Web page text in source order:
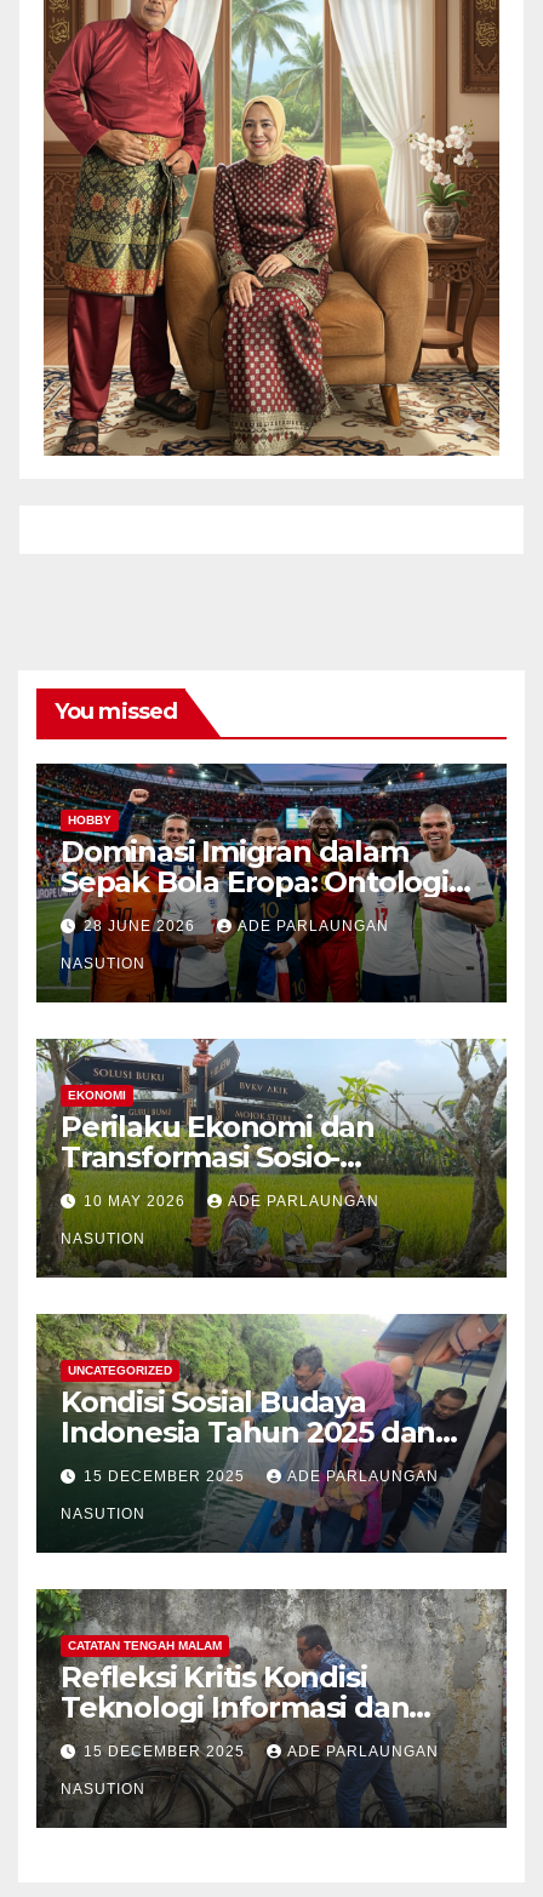
You missed
HOBBY
Dominasi Imigran dalam
Sepak Bola Eropa: Ontologi
Sejarah, Mekanisme
Transmisi, Kondisi
Kontemporer, dan Pemetaan
Spasial Etnis
28 JUNE 2026 ADE PARLAUNGAN
NASUTION
EKONOMI
Perilaku Ekonomi dan
Transformasi Sosio-
Struktural Masyarakat Agraris
Sumatera Utara: Analisis
Komparatif Sektor
Perkebunan Kelapa Sawit,
Tanaman Palawija, dan Hasil
Hutan Bukan Kayu
10 MAY 2026 ADE PARLAUNGAN
NASUTION
UNCATEGORIZED
Kondisi Sosial Budaya
Indonesia Tahun 2025 dan
Proyeksi Strategis Tahun
2026
15 DECEMBER 2025 ADE PARLAUNGAN
NASUTION
CATATAN TENGAH MALAM
Refleksi Kritis Kondisi
Teknologi Informasi dan
Internet Indonesia Tahun
2025 dan Proyeksi Strategis
Tahun 2026: Menavigasi Era
Konektivitas, AI, dan
15 DECEMBER 2025 ADE PARLAUNGAN
NASUTION